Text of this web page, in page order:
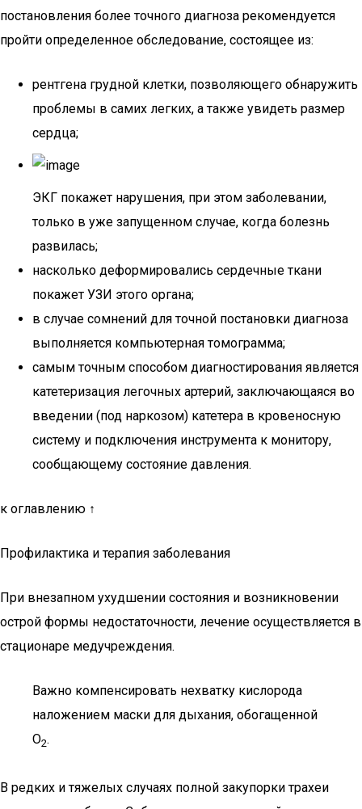
постановления более точного диагноза рекомендуется
пройти определенное обследование, состоящее из:
рентгена грудной клетки, позволяющего обнаружить
проблемы в самих легких, а также увидеть размер
сердца;
ЭКГ покажет нарушения, при этом заболевании,
только в уже запущенном случае, когда болезнь
развилась;
насколько деформировались сердечные ткани
покажет УЗИ этого органа;
в случае сомнений для точной постановки диагноза
выполняется компьютерная томограмма;
самым точным способом диагностирования является
катетеризация легочных артерий, заключающаяся во
введении (под наркозом) катетера в кровеносную
систему и подключения инструмента к монитору,
сообщающему состояние давления.
к оглавлению ↑
Профилактика и терапия заболевания
При внезапном ухудшении состояния и возникновении
острой формы недостаточности, лечение осуществляется в
стационаре медучреждения.
Важно компенсировать нехватку кислорода
наложением маски для дыхания, обогащенной
О2.
В редких и тяжелых случаях полной закупорки трахеи